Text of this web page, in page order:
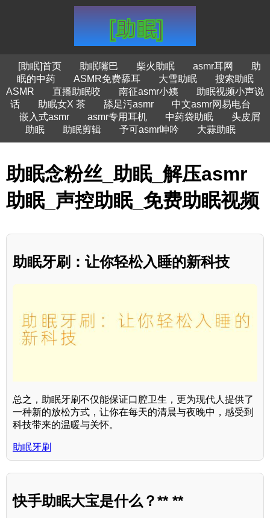
[助眠]首页 助眠嘴巴 柴火助眠 asmr耳网
助
眠的中药
ASMR免费舔耳 大雪助眠
搜索助眠
ASMR
直播助眠咬 南征asmr小姨
助眠视频小声说
话
助眠女X 茶 舔足污asmr
中文asmr网易电台
嵌入式asmr
asmr专用耳机 中药袋助眠
头皮屑
助眠
助眠剪辑 予可asmr呻吟 大蒜助眠
助眠念粉丝_助眠_解压asmr
助眠_声控助眠_免费助眠视频
助眠牙刷：让你轻松入睡的新科技
总之，助眠牙刷不仅能保证口腔卫生，更为现代人提供了
一种新的放松方式，让你在每天的清晨与夜晚中，感受到
科技带来的温暖与关怀。
助眠牙刷
快手助眠大宝是什么？** **